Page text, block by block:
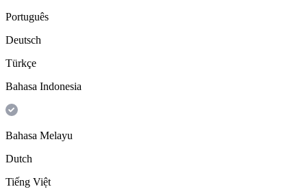
Português
Deutsch
Türkçe
Bahasa Indonesia
Bahasa Melayu
Dutch
Tiếng Việt